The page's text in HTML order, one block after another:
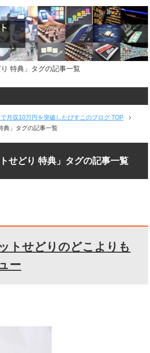
り 特典」タグの記事一覧
月収10万円を突破したびすこのブログ TOP
典」タグの記事一覧
せどり 特典」タグの記事一覧
トせどりのどこよりも
ー